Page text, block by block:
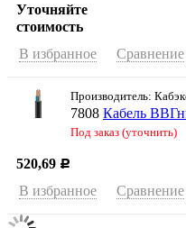
Уточняйте
стоимость
В избранное Сравнение
Производитель:
7808 Кабель
Под заказ (уточнить)
520,69 Р
В избранное Сравнение